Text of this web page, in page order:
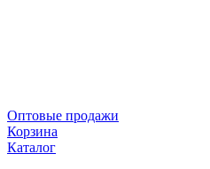
Оптовые продажи
Корзина
Каталог